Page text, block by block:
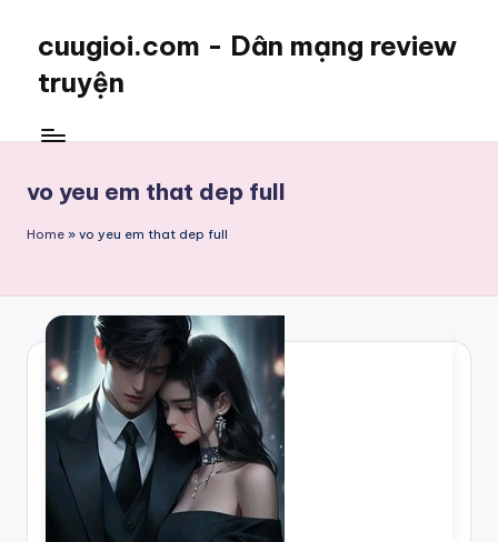
cuugioi.com - Dân mạng review
truyện
vo yeu em that dep full
Home » vo yeu em that dep full